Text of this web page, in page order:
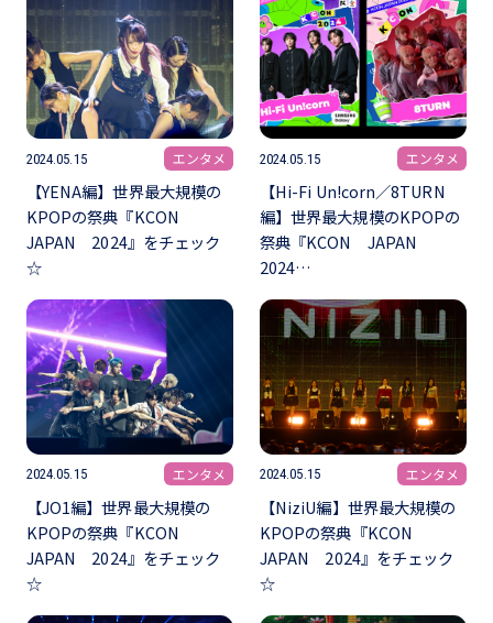
2024.05.15 エンタメ
【YENA編】世界最大規模の
KPOPの祭典『KCON
JAPAN 2024』をチェック
☆
2024.05.15 エンタメ
【Hi-Fi Un!corn／8TURN
編】世界最大規模のKPOPの
祭典『KCON JAPAN
2024…
2024.05.15 エンタメ
【JO1編】世界最大規模の
KPOPの祭典『KCON
JAPAN 2024』をチェック
☆
2024.05.15 エンタメ
【NiziU編】世界最大規模の
KPOPの祭典『KCON
JAPAN 2024』をチェック
☆